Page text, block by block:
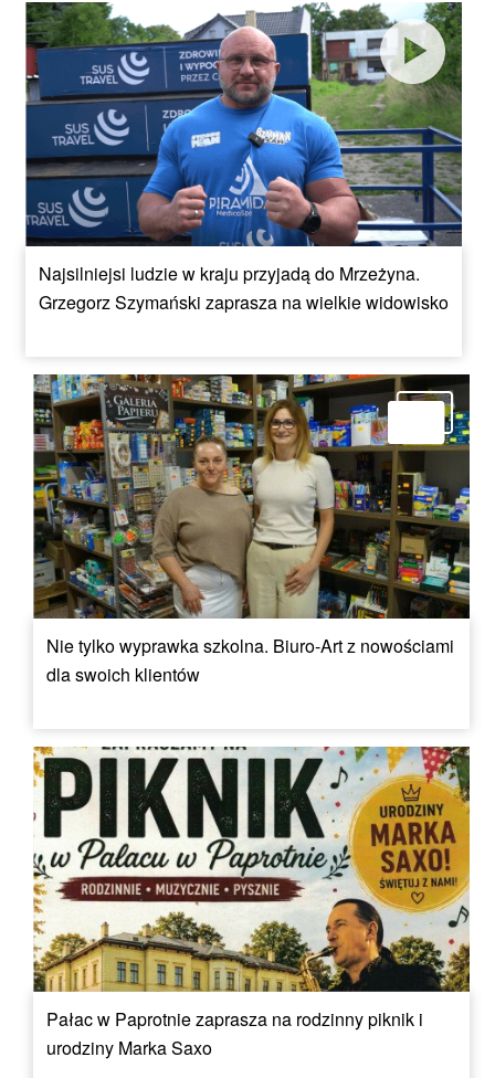
Najsilniejsi ludzie w kraju przyjadą do Mrzeżyna.
Grzegorz Szymański zaprasza na wielkie widowisko
Nie tylko wyprawka szkolna. Biuro-Art z nowościami
dla swoich klientów
Pałac w Paprotnie zaprasza na rodzinny piknik i
urodziny Marka Saxo